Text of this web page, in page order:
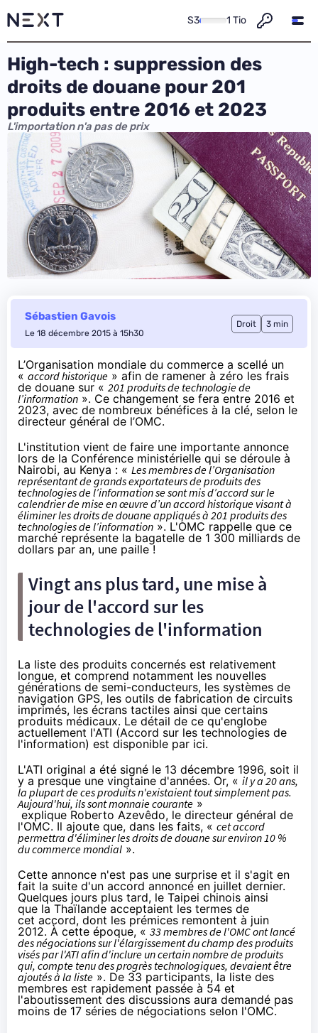
S3 1 Tio
High-tech : suppression des
droits de douane pour 201
produits entre 2016 et 2023
L'importation n'a pas de prix
Sébastien Gavois
Le 18 décembre 2015 à 15h30
Droit 3 min
L’Organisation mondiale du commerce a scellé un
« accord historique » afin de ramener à zéro les frais
de douane sur « 201 produits de technologie de
l’information ». Ce changement se fera entre 2016 et
2023, avec de nombreux bénéfices à la clé, selon le
directeur général de l’OMC.
L'institution vient de faire une importante annonce
lors de la Conférence ministérielle qui se déroule à
Nairobi, au Kenya : « Lesmembres de l’Organisation
représentant de grands exportateurs de produits des
technologies de l’information se sont mis d’accord sur le
calendrier de mise en œuvre d’un accord historique visant à
éliminer les droits de douane appliqués à 201 produits des
technologies de l’information ». L'OMC rappelle que ce
marché représente la bagatelle de 1 300 milliards de
dollars par an, une paille !
Vingt ans plus tard, une mise à
jour de l'accord sur les
technologies de l'information
La liste des produits concernés est relativement
longue, et comprend notamment les nouvelles
générations de semi-conducteurs, les systèmes de
navigation GPS, les outils de fabrication de circuits
imprimés, les écrans tactiles ainsi que certains
produits médicaux. Le détail de ce qu'englobe
actuellement l'ATI (Accord sur les technologies de
l'information) est disponible par ici.
L'ATI original a été signé le 13 décembre 1996, soit il
y a presque une vingtaine d'années. Or, « il y a 20 ans,
la plupart de ces produits n'existaient tout simplement pas.
Aujourd'hui, ils sont monnaie courante »
explique Roberto Azevêdo, le directeur général de
l'OMC. Il ajoute que, dans les faits, « cet accord
permettra d'éliminer les droits de douane sur environ 10 %
du commerce mondial ».
Cette annonce n'est pas une surprise et il s'agit en
fait la suite d'un accord annoncé en juillet dernier.
Quelques jours plus tard, le Taipei chinois ainsi
que la Thaïlande acceptaient les termes de
cet accord, dont les prémices remontent à juin
2012. À cette époque, « 33 membres de l'OMC ont lancé
des négociations sur l'élargissement du champ des produits
visés par l'ATIafin d'inclure un certain nombre de produits
qui, compte tenu des progrès technologiques, devaient être
ajoutés à la liste ». De 33 participants, la liste des
membres est rapidement passée à 54 et
l'aboutissement des discussions aura demandé pas
moins de 17 séries de négociations selon l'OMC.